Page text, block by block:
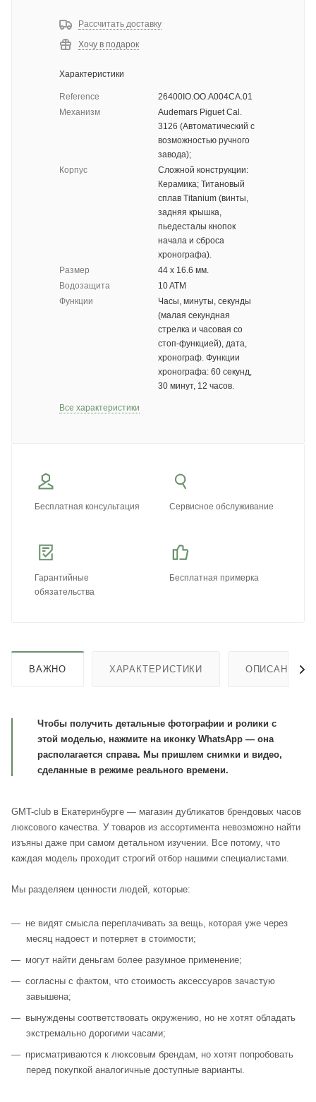
Рассчитать доставку
Хочу в подарок
Характеристики
Reference
26400IO.OO.A004CA.01
Механизм
Audemars Piguet Cal.
3126 (Автоматический с
возможностью ручного
завода);
Корпус
Сложной конструкции:
Керамика; Титановый
сплав Titanium (винты,
задняя крышка,
пьедесталы кнопок
начала и сброса
хронографа).
Размер
44 х 16.6 мм.
Водозащита
10 ATM
Функции
Часы, минуты, секунды
(малая секундная
стрелка и часовая со
стоп-функцией), дата,
хронограф. Функции
хронографа: 60 секунд,
30 минут, 12 часов.
Все характеристики
Бесплатная консультация Сервисное обслуживание
Гарантийные
обязательства
Бесплатная примерка
ВАЖНО ХАРАКТЕРИСТИКИ ОПИСАНИЕ
Чтобы получить детальные фотографии и ролики с
этой моделью, нажмите на иконку WhatsApp — она
располагается справа. Мы пришлем снимки и видео,
сделанные в режиме реального времени.
GMT-club в Екатеринбурге — магазин дубликатов брендовых часов
люксового качества. У товаров из ассортимента невозможно найти
изъяны даже при самом детальном изучении. Все потому, что
каждая модель проходит строгий отбор нашими специалистами.
Мы разделяем ценности людей, которые:
не видят смысла переплачивать за вещь, которая уже через
месяц надоест и потеряет в стоимости;
могут найти деньгам более разумное применение;
согласны с фактом, что стоимость аксессуаров зачастую
завышена;
вынуждены соответствовать окружению, но не хотят обладать
экстремально дорогими часами;
присматриваются к люксовым брендам, но хотят попробовать
перед покупкой аналогичные доступные варианты.